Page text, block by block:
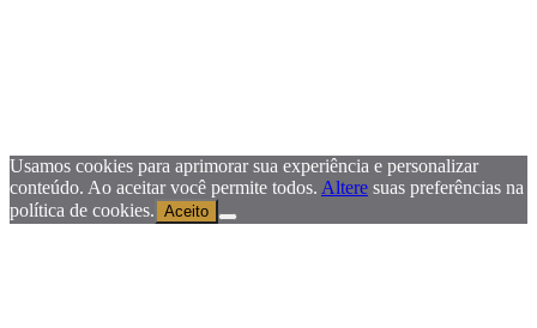
Usamos cookies para aprimorar sua experiência e personalizar
conteúdo. Ao aceitar você permite todos. Altere suas preferências na
política de cookies. Aceito